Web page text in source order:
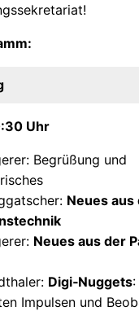
Uhr
Begrüßung und
Neues aus
Neues aus der
Digi‑Nuggets
Impulsen und